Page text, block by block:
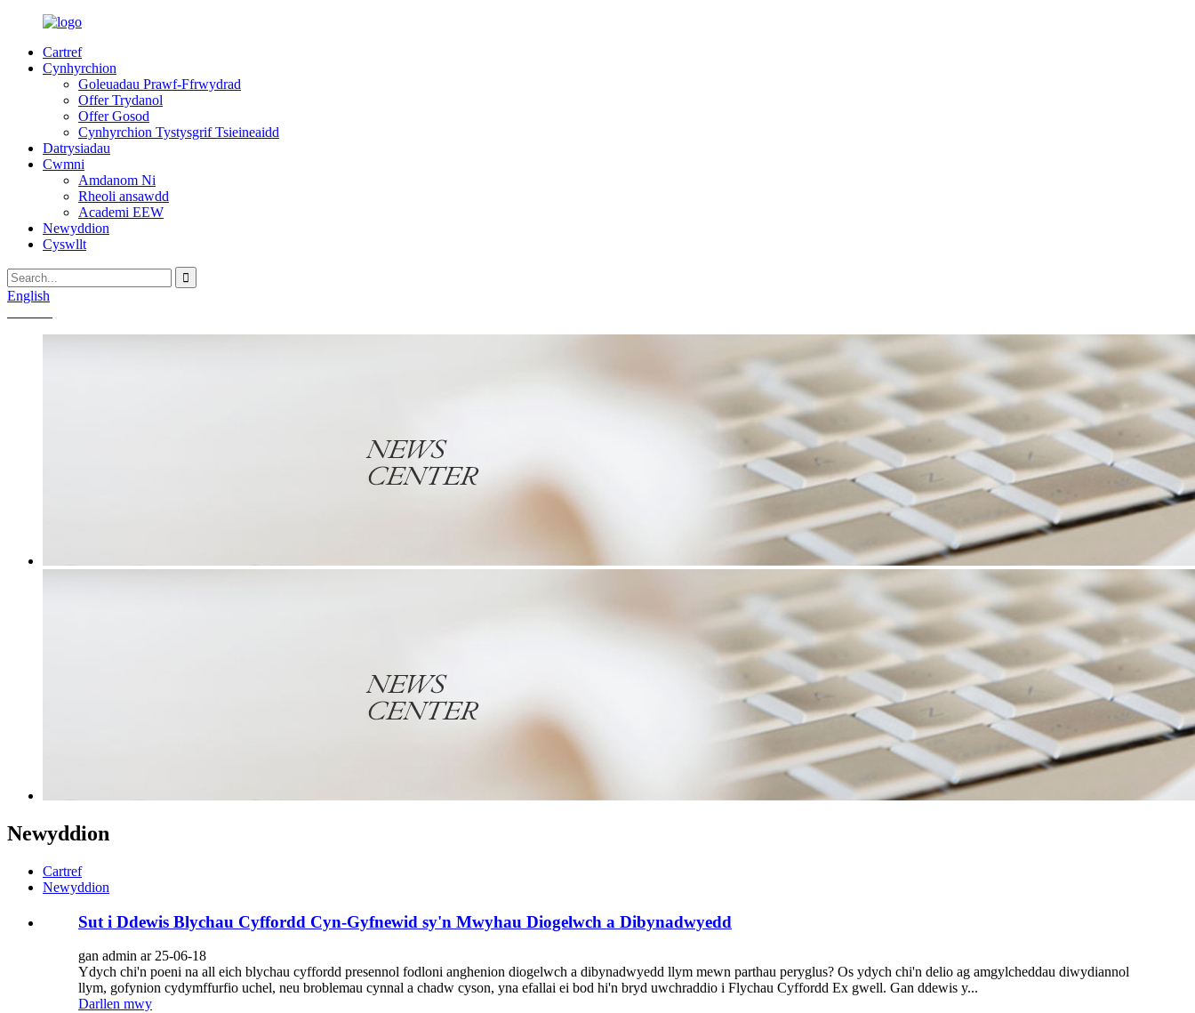
Cartref
Cynhyrchion
Goleuadau Prawf-Ffrwydrad
Offer Trydanol
Offer Gosod
Cynhyrchion Tystysgrif Tsieineaidd
Datrysiadau
Cwmni
Amdanom Ni
Rheoli ansawdd
Academi EEW
Newyddion
Cyswllt
English
Newyddion
Cartref
Newyddion
Sut i Ddewis Blychau Cyffordd Cyn-Gyfnewid sy'n Mwyhau Diogelwch a Dibynadwyedd
gan admin ar 25-06-18
Ydych chi'n poeni na all eich blychau cyffordd presennol fodloni anghenion diogelwch a dibynadwyedd llym mewn parthau peryglus? Os ydych chi'n delio ag amgylcheddau diwydiannol
llym, gofynion cydymffurfio uchel, neu broblemau cynnal a chadw cyson, yna efallai ei bod hi'n bryd uwchraddio i Flychau Cyffordd Ex gwell. Gan ddewis y...
Darllen mwy